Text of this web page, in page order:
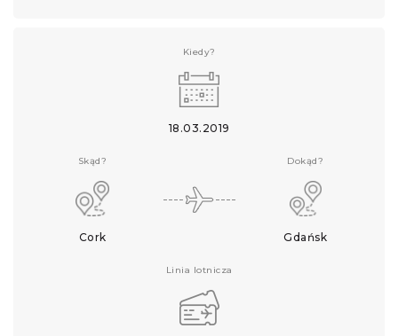
Kiedy?
18.03.2019
Skąd?
Cork
Dokąd?
Gdańsk
Linia lotnicza